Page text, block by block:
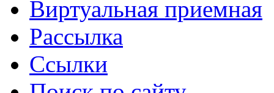
Виртуальная приемная
Рассылка
Ссылки